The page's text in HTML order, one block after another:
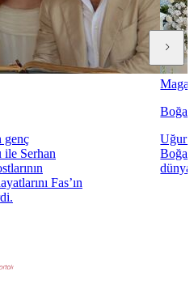
genç
Serhan
Fas’ın
Uğur